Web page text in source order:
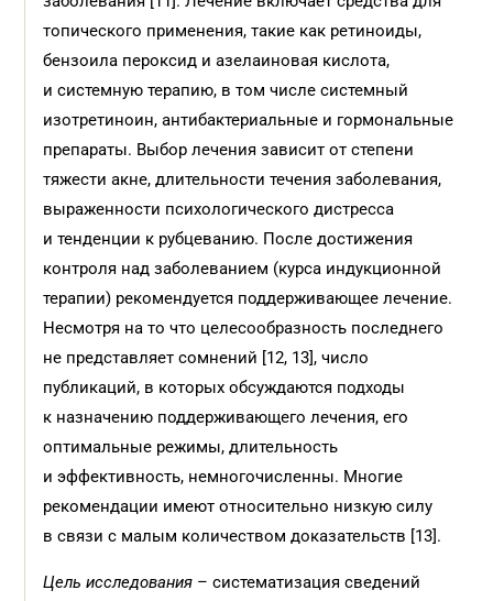
топического применения, такие как ретиноиды,
бензоила пероксид и азелаиновая кислота,
и системную терапию, в том числе системный
изотретиноин, антибактериальные и гормональные
препараты. Выбор лечения зависит от степени
тяжести акне, длительности течения заболевания,
выраженности психологического дистресса
и тенденции к рубцеванию. После достижения
контроля над заболеванием (курса индукционной
терапии) рекомендуется поддерживающее лечение.
Несмотря на то что целесообразность последнего
не представляет сомнений [12, 13], число
публикаций, в которых обсуждаются подходы
к назначению поддерживающего лечения, его
оптимальные режимы, длительность
и эффективность, немногочисленны. Многие
рекомендации имеют относительно низкую силу
в связи с малым количеством доказательств [13].
Цель исследования – систематизация сведений